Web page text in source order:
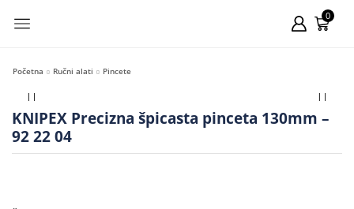
0
Početna Ručni alati Pincete
KNIPEX Precizna špicasta pinceta 130mm –
92 22 04